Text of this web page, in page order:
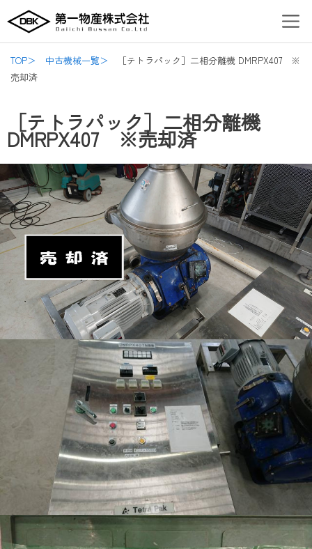
容
を
Menu
TOP＞ 中古機械一覧＞ ［テトラパック］二相分離機 DMRPX407 ※
売却済
［テトラパック］二相分離機
DMRPX407 ※売却済
navigation